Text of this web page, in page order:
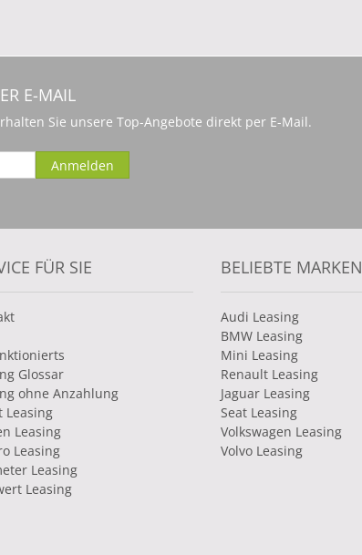
E-MAIL
Sie unsere Top-Angebote direkt per E-Mail.
FÜR SIE
Glossar
ohne Anzahlung
Leasing
Leasing
Leasing
Leasing
Leasing
BELIEBTE MARKEN
Audi Leasing
BMW Leasing
Mini Leasing
Renault Leasing
Jaguar Leasing
Seat Leasing
Volkswagen Leasing
Volvo Leasing